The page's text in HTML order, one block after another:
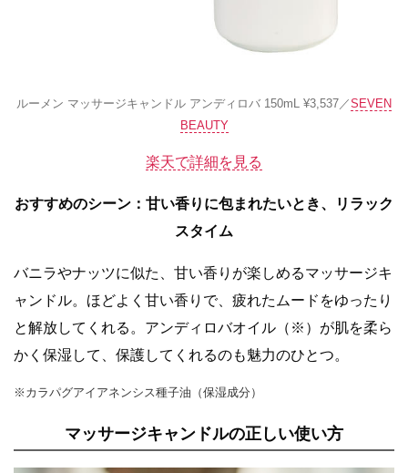
ルーメン マッサージキャンドル アンディロバ 150mL ¥3,537／SEVEN
BEAUTY
楽天で詳細を見る
おすすめのシーン ： 甘い香りに包まれたいとき、リラック
スタイム
バニラやナッツに似た、甘い香りが楽しめるマッサージキ
ャンドル。ほどよく甘い香りで、疲れたムードをゆったり
と解放してくれる。アンディロバオイル（※）が肌を柔ら
かく保湿して、保護してくれるのも魅力のひとつ。
※カラパグアイアネンシス種子油（保湿成分）
マッサージキャンドルの正しい使い方